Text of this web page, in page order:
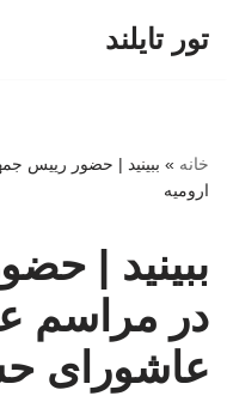
تور تایلند
خانه » ببینید | حضور رییس
ارومیه
ببینید |
در مراسم
عاشورای